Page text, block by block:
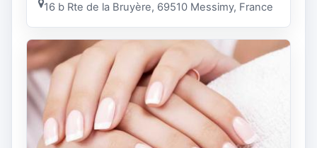
16 b Rte de la Bruyère, 69510 Messimy, France